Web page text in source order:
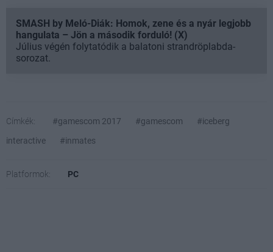
SMASH by Meló-Diák: Homok, zene és a nyár legjobb
hangulata – Jön a második forduló! (X)
Július végén folytatódik a balatoni strandröplabda-
sorozat.
Címkék: #gamescom 2017 #gamescom
#iceberg
interactive
#inmates
Platformok: PC